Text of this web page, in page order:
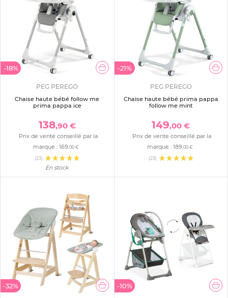
-18%
PEG PEREGO
Chaise haute bébé follow me
prima pappa ice
138,90 €
Prix de vente conseillé par la
marque :169 ,00 €
(23)
En stock
-21%
PEG PEREGO
Chaise haute bébé prima pappa
follow me mint
149,00 €
Prix de vente conseillé par la
marque : 189 ,00 €
(23)
-32% -10%